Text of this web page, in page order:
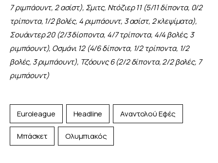
7 ριμπάουντ, 2 ασίστ), Σμιτς, Ντόζιερ 11 (5/11 δίποντα, 0/2
τρίποντα, 1/2 βολές, 4 ριμπάουντ, 3 ασίστ, 2 κλεψίματα),
Σουάιντερ 20 (2/3 δίοποντα, 4/7 τρίποντα, 4/4 βολές, 3
ριμπάουντ), Οσμάνι 12 (4/6 δίποντα, 1/2 τρίποντα, 1/2
βολές, 3 ριμπάουντ), Τζόουνς 6 (2/2 δίποντα, 2/2 βολές, 7
ριμπάουντ)
Euroleague Headline Αναντολού Εφές
Μπάσκετ Ολυμπιακός